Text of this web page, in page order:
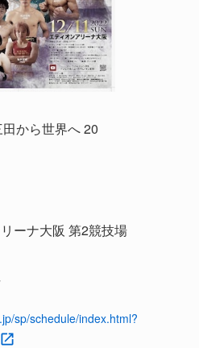
から世界へ 20
ーナ大阪 第2競技場
sp/schedule/index.html?